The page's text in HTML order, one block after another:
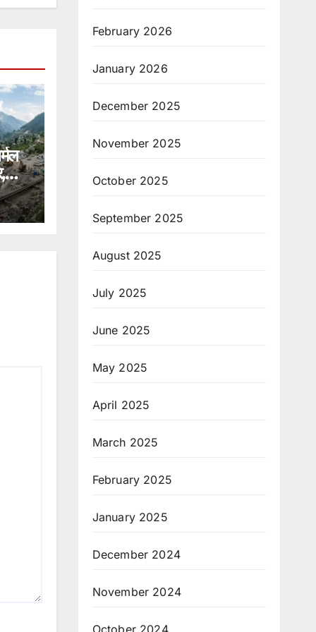
February 2026
January 2026
December 2025
November 2025
October 2025
September 2025
August 2025
July 2025
June 2025
May 2025
April 2025
March 2025
February 2025
January 2025
December 2024
November 2024
October 2024